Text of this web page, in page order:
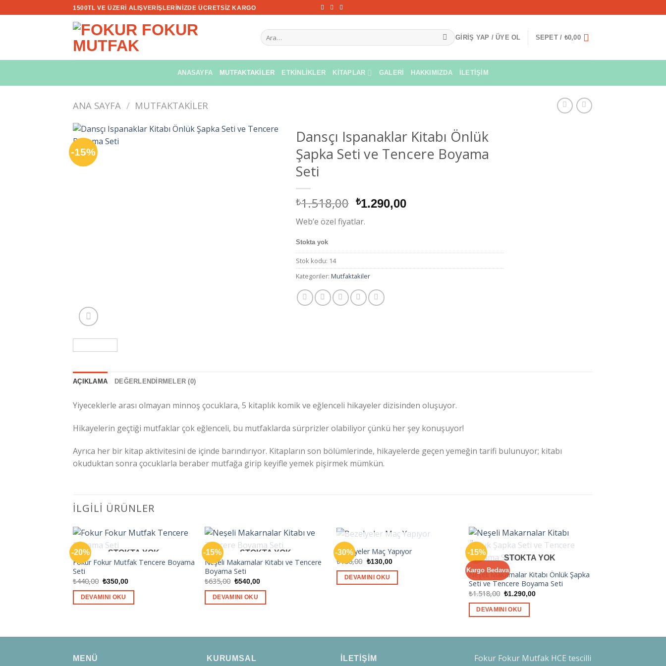
atla
1500TL VE ÜZERI ALIŞVERIŞLERINIZDE ÜCRETSIZ KARGO
Ara:
GIRIŞ YAP / ÜYE OL SEPET / ₺0,00
ANASAYFA MUTFAKTAKILER ETKINLIKLER KITAPLAR GALERI HAKKIMIZDA İLETIŞIM
ANA SAYFA / MUTFAKTAKILER
-15%
Dansçı Ispanaklar Kitabı Önlük
Şapka Seti ve Tencere Boyama
Seti
₺1.518,00 Orijinal
₺1.518,00.
₺1.290,00Şu
Web’e özel fiyatlar.
Stokta yok
Stok kodu: 14
Kategoriler: Mutfaktakiler
AÇIKLAMA DEĞERLENDIRMELER (0)
Yiyeceklerle arası olmayan minnoş çocuklara, 5 kitaplık komik ve eğlenceli hikayeler dizisinden oluşuyor.
Hikayelerin geçtiği mutfaklar çok eğlenceli, bu mutfaklarda sürprizler olabiliyor çünkü her şey konuşuyor!
Ayrıca her bir kitap aktivitesini de içinde barındırıyor. Kitapların son bölümlerinde, hikayelerde geçen yemeğin tarifi bulunuyor; kitabı
okuduktan sonra çocuklarla beraber mutfağa girip keyifle yemek pişirmek mümkün.
İLGILI ÜRÜNLER
-20% STOKTA YOK
Fokur Fokur Mutfak Tencere Boyama
Seti
₺440,00 Orijinal
₺440,00.
₺350,00Şu
fiyat:
DEVAMINI OKU
-15% STOKTA YOK
Neşeli Makarnalar Kitabı ve Tencere
Boyama Seti
₺635,00 Orijinal
₺635,00.
₺540,00Şu
fiyat:
DEVAMINI OKU
-30%
STOKTA YOK
Bezelyeler Maç Yapıyor
₺186,00 Orijinal
₺186,00.
₺130,00Şu
fiyat:
DEVAMINI OKU
-15%
Kargo Bedava
STOKTA YOK
Neşeli Makarnalar Kitabı Önlük Şapka
Seti ve Tencere Boyama Seti
₺1.518,00 Orijinal
₺1.518,00.
₺1.290,00Şu
DEVAMINI OKU
MENÜ KURUMSAL İLETİŞİM
Fokur Fokur Mutfak HCE tescilli